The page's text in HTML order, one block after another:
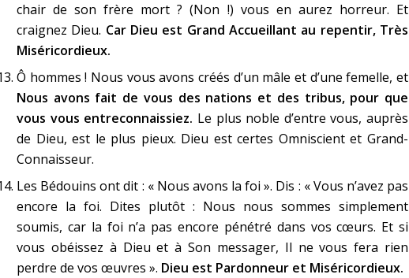
chair de son frère mort ? (Non !) vous en aurez horreur. Et
craignez Dieu. Car Dieu est Grand Accueillant au repentir, Très
Miséricordieux.
Ô hommes ! Nous vous avons créés d’un mâle et d’une femelle, et
Nous avons fait de vous des nations et des tribus, pour que
vous vous entreconnaissiez. Le plus noble d’entre vous, auprès
de Dieu, est le plus pieux. Dieu est certes Omniscient et Grand-
Connaisseur.
Les Bédouins ont dit : « Nous avons la foi ». Dis : « Vous n’avez pas
encore la foi. Dites plutôt : Nous nous sommes simplement
soumis, car la foi n’a pas encore pénétré dans vos cœurs. Et si
vous obéissez à Dieu et à Son messager, Il ne vous fera rien
perdre de vos œuvres ». Dieu est Pardonneur et Miséricordieux.